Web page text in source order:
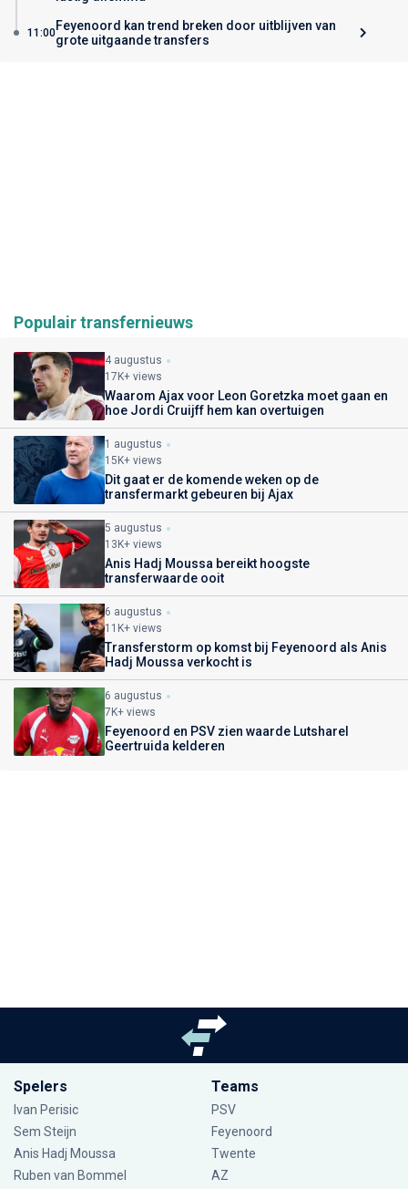
11:00Feyenoord kan trend breken door uitblijven van
grote uitgaande transfers
Populair transfernieuws
4 augustus
17K+ views
Waarom Ajax voor Leon Goretzka moet gaan en
hoe Jordi Cruijff hem kan overtuigen
1 augustus
15K+ views
Dit gaat er de komende weken op de
transfermarkt gebeuren bij Ajax
5 augustus
13K+ views
Anis Hadj Moussa bereikt hoogste
transferwaarde ooit
6 augustus
11K+ views
Transferstorm op komst bij Feyenoord als Anis
Hadj Moussa verkocht is
6 augustus
7K+ views
Feyenoord en PSV zien waarde Lutsharel
Geertruida kelderen
Spelers
Ivan Perisic
Sem Steijn
Anis Hadj Moussa
Ruben van Bommel
Teams
PSV
Feyenoord
Twente
AZ